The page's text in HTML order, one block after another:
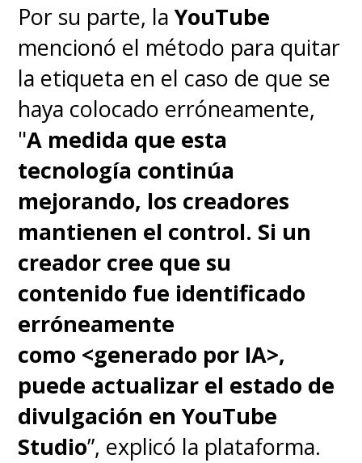
Por su parte, laYouTube
mencionó el método para quitar
la etiqueta en el caso de que se
haya colocado erróneamente,
"A medida que esta
tecnología continúa
mejorando, los creadores
mantienen el control. Si un
creador cree que su
contenido fue identificado
erróneamente
como <generado por IA>,
puede actualizar el estado de
divulgación en YouTube
Studio”, explicó la plataforma.